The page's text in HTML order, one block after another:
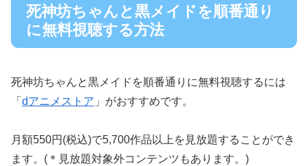
死神坊ちゃんと黒メイドを順番通り
に無料視聴する方法
死神坊ちゃんと黒メイドを順番通りに無料視聴するには
「 dアニメストア 」がおすすめです。
月額550円(税込)で5,700作品以上を見放題することができ
ます。(＊見放題対象外コンテンツもあります。)